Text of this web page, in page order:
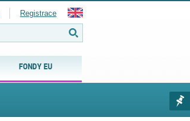
FONDY EU
Registrace